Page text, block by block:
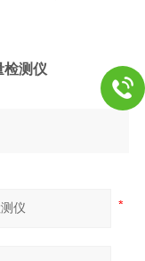
检测仪